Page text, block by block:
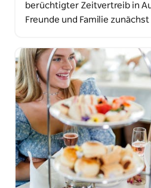
berüchtigter Zeitvertreib in
Freunde und Familie